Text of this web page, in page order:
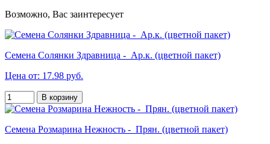
Возможно, Вас заинтересует
Семена Солянки Здравница - Ар.к. (цветной пакет)
Цена от: 17.98 руб.
В корзину
Семена Розмарина Нежность - Прян. (цветной пакет)